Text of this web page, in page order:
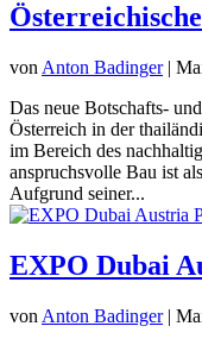
von Anton Badinger|
Das neue Botschafts-
Österreich in der
im Bereich des
anspruchsvolle Bau ist
Aufgrund seiner...
EXPO Dubai
von Anton Badinger|